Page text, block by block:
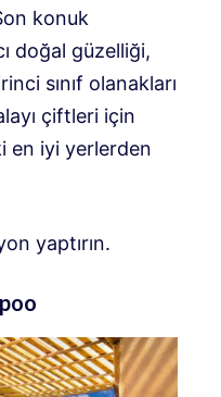
konuk
doğal güzelliği,
sınıf olanakları
çiftleri için
en iyi yerlerden
yaptırın.